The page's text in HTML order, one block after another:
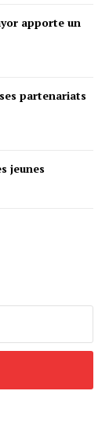
apporte un
partenariats
jeunes